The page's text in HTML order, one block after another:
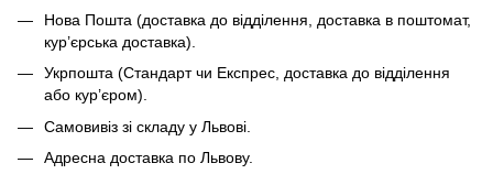
Нова Пошта (доставка до відділення, доставка в поштомат,
кур’єрська доставка).
Укрпошта (Стандарт чи Експрес, доставка до відділення
або кур’єром).
Самовивіз зі складу у Львові.
Адресна доставка по Львову.